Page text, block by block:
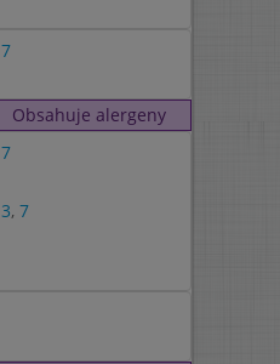
7
Obsahuje alergeny
7
3, 7